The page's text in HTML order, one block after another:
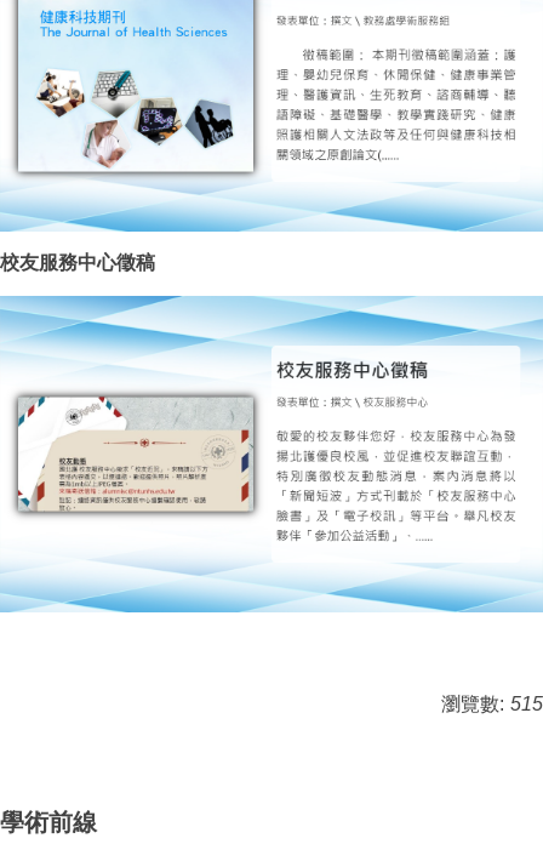
校友服務中心徵稿
瀏覽數: 515
學術前線